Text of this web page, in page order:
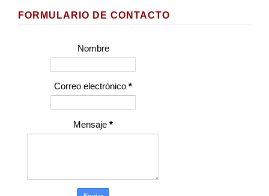
FORMULARIO DE CONTACTO
Nombre
Correo electrónico *
Mensaje *